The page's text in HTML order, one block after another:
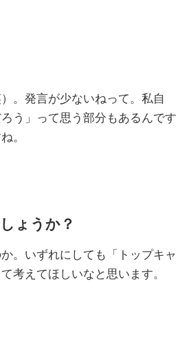
。発言が少ないねって。私自
う」って思う部分もあるんです
。
ょうか？
。いずれにしても「トップキャ
考えてほしいなと思います。